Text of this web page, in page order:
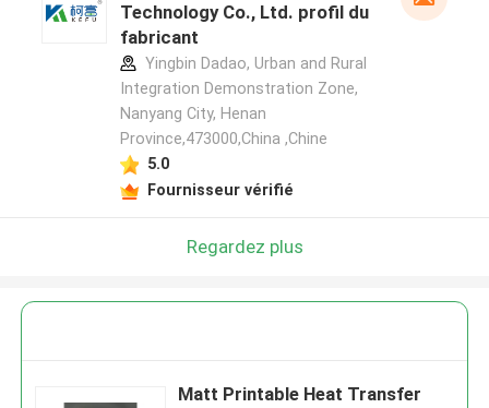
Technology Co., Ltd. profil du
fabricant
Yingbin Dadao, Urban and Rural
Integration Demonstration Zone,
Nanyang City, Henan
Province,473000,China ,Chine
5.0
Fournisseur vérifié
Regardez plus
Matt Printable Heat Transfer